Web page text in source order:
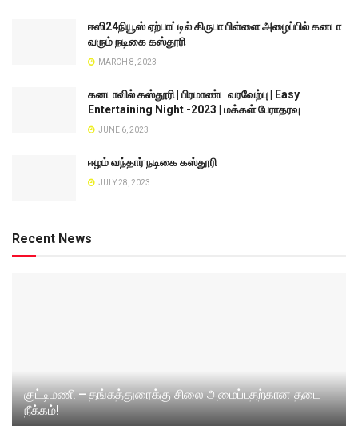
ஈஸி24நியூஸ் ஏற்பாட்டில் கிருபா பிள்ளை அழைப்பில் கனடா
வரும் நடிகை கஸ்தூரி
MARCH 8, 2023
கனடாவில் கஸ்தூரி | பிரமாண்ட வரவேற்பு | Easy
Entertaining Night -2023 | மக்கள் பேராதரவு
JUNE 6, 2023
ஈழம் வந்தார் நடிகை கஸ்தூரி
JULY 28, 2023
Recent News
குட்டிமணி – தங்கத்துரைக்கு சிலை அமைப்பதற்கான தடை
நீக்கம்!